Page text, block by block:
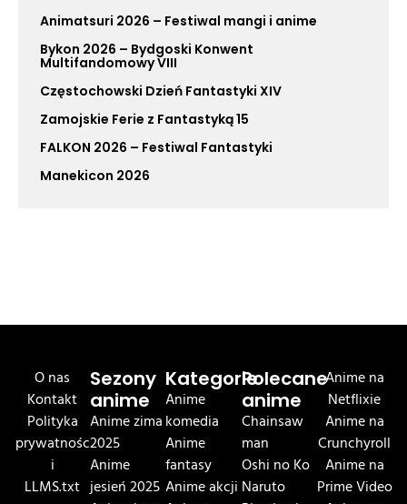
Animatsuri 2026 – Festiwal mangi i anime
Bykon 2026 – Bydgoski Konwent
Multifandomowy VIII
Częstochowski Dzień Fantastyki XIV
Zamojskie Ferie z Fantastyką 15
FALKON 2026 – Festiwal Fantastyki
Manekicon 2026
O nas
Kontakt
Polityka
prywatnośc
i
LLMS.txt
Sezony
anime
Anime zima
2025
Anime
jesień 2025
Kategorie
Anime
komedia
Anime
fantasy
Anime akcji
Polecane
anime
Chainsaw
man
Oshi no Ko
Naruto
Anime na
Netflixie
Anime na
Crunchyroll
Anime na
Prime Video